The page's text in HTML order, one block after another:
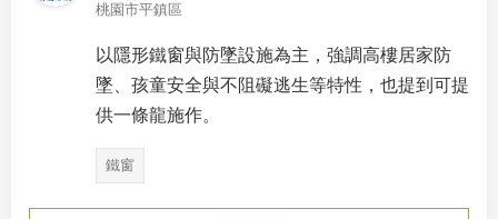
桃園市平鎮區
以隱形鐵窗與防墜設施為主，強調高樓居家防
墜、孩童安全與不阻礙逃生等特性，也提到可提
供一條龍施作。
鐵窗